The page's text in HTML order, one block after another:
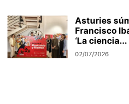
Asturies
Francisco
‘La ciencia...
02/07/2026